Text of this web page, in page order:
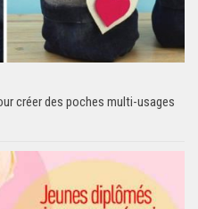
créer des poches multi-usages